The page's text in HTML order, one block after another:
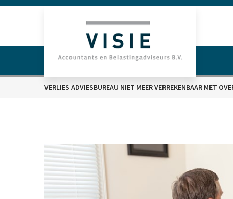
VERLIES ADVIESBUREAU NIET MEER VERREKENBAAR MET